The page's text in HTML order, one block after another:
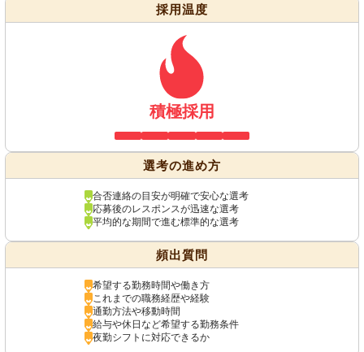
採用温度
積極採用
選考の進め方
合否連絡の目安が明確で安心な選考
応募後のレスポンスが迅速な選考
平均的な期間で進む標準的な選考
頻出質問
希望する勤務時間や働き方
これまでの職務経歴や経験
通勤方法や移動時間
給与や休日など希望する勤務条件
夜勤シフトに対応できるか